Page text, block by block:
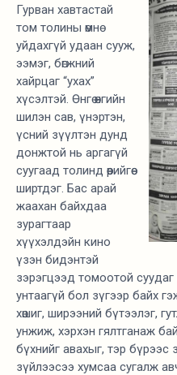
Гурван хавтастай
том толины өмнө
уйдахгүй удаан сууж,
ээмэг, бөгжний
хайрцаг “ухах”
хүсэлтэй. Өнгө өнгийн
шилэн сав, үнэртэн,
үсний зүүлтэн дунд
донжтой нь аргагүй
суугаад толинд өөрийгөө
ширтдэг. Бас арай
жаахан байхдаа
зурагтаар
хүүхэлдэйн кино
үзэн бидэнтэй
зэрэгцээд томоотой суудаг
унтаагүй бол зүгээр байх
хөшиг, ширээний бүтээлэг,
унжиж, хэрхэн гялтганаж
бүхнийг авахыг, тэр бүрээс
зүйлээсээ хумсаа сугалж